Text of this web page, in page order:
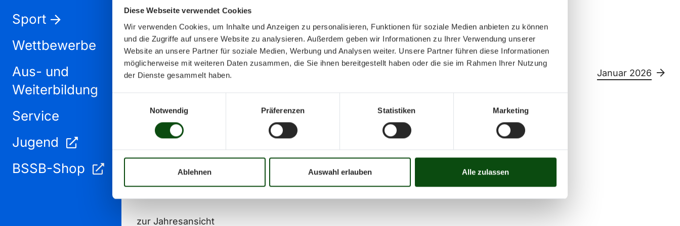
Diese Webseite verwendet Cookies
Wir verwenden Cookies, um Inhalte und Anzeigen zu personalisieren, Funktionen für soziale Medien anbieten zu können
und die Zugriffe auf unsere Website zu analysieren. Außerdem geben wir Informationen zu Ihrer Verwendung unserer
Website an unsere Partner für soziale Medien, Werbung und Analysen weiter. Unsere Partner führen diese Informationen
möglicherweise mit weiteren Daten zusammen, die Sie ihnen bereitgestellt haben oder die sie im Rahmen Ihrer Nutzung
der Dienste gesammelt haben.
Notwendig
Präferenzen Statistiken Marketing
Ablehnen Auswahl erlauben Alle zulassen
Sport
Wettbewerbe
Aus- und
Weiterbildung
Service
Jugend
BSSB-Shop
November 2025 Januar 2026
Dezember 2025
Mo Do Sa
02 03 07 08 13 14
16 17 18 19 20 21 22 23 24 25 26 27 28 29 30
31
zur Jahresansicht